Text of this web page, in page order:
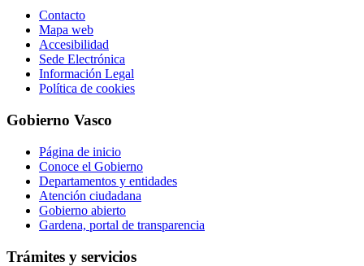
Contacto
Mapa web
Accesibilidad
Sede Electrónica
Información Legal
Política de cookies
Gobierno Vasco
Página de inicio
Conoce el Gobierno
Departamentos y entidades
Atención ciudadana
Gobierno abierto
Gardena, portal de transparencia
Trámites y servicios